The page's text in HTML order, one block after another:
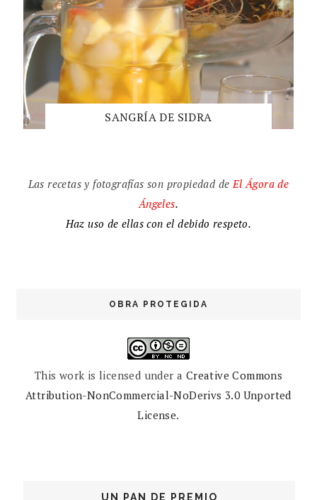
SANGRÍA DE SIDRA
Las recetas y fotografías son propiedad de ElÁgora de
Ángeles.
Haz uso de ellas con el debido respeto.
OBRA PROTEGIDA
This work is licensed under a Creative Commons
Attribution-NonCommercial-NoDerivs 3.0 Unported
License.
UN PAN DE PREMIO